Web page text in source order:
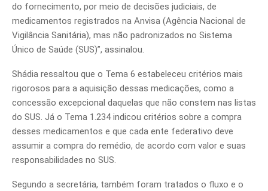
do fornecimento, por meio de decisões judiciais, de
medicamentos registrados na Anvisa (Agência Nacional de
Vigilância Sanitária), mas não padronizados no Sistema
Único de Saúde (SUS)”, assinalou.
Shádia ressaltou que o Tema 6 estabeleceu critérios mais
rigorosos para a aquisição dessas medicações, como a
concessão excepcional daquelas que não constem nas listas
do SUS. Já o Tema 1.234 indicou critérios sobre a compra
desses medicamentos e que cada ente federativo deve
assumir a compra do remédio, de acordo com valor e suas
responsabilidades no SUS.
Segundo a secretária, também foram tratados o fluxo e o